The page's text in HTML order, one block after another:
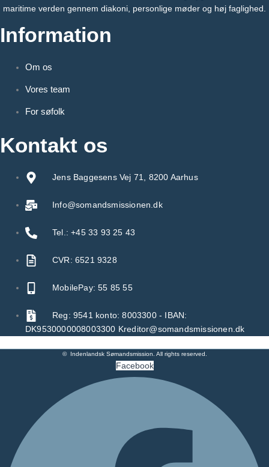
maritime verden gennem diakoni, personlige møder og høj faglighed.
Information
Om os
Vores team
For søfolk
Kontakt os
Jens Baggesens Vej 71, 8200 Aarhus
Info@somandsmissionen.dk
Tel.: +45 33 93 25 43
CVR: 6521 9328
MobilePay: 55 85 55
Reg: 9541 konto: 8003300 - IBAN:
DK9530000008003300 Kreditor@somandsmissionen.dk
© Indenlandsk Sømandsmission. All rights reserved.
Facebook